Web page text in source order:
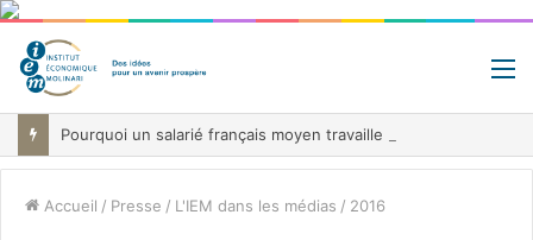
Accueil / Presse / L'IEM dans les médias / 2016